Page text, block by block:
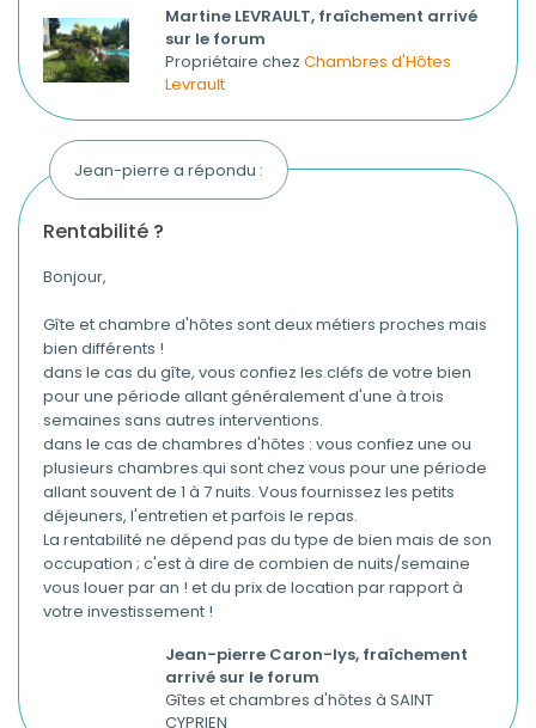
Martine LEVRAULT, fraîchement arrivé
sur le forum
Propriétaire chez Chambres d'Hôtes
Levrault
Jean-pierre a répondu :
rentabilité ?
Bonjour,
Gîte et chambre d'hôtes sont deux métiers proches mais
bien différents !
dans le cas du gîte, vous confiez les cléfs de votre bien
pour une période allant généralement d'une à trois
semaines sans autres interventions.
dans le cas de chambres d'hôtes : vous confiez une ou
plusieurs chambres qui sont chez vous pour une période
allant souvent de 1 à 7 nuits. Vous fournissez les petits
déjeuners, l'entretien et parfois le repas.
La rentabilité ne dépend pas du type de bien mais de son
occupation ; c'est à dire de combien de nuits/semaine
vous louer par an ! et du prix de location par rapport à
votre investissement !
Jean-pierre Caron-lys, fraîchement
arrivé sur le forum
Gîtes et chambres d'hôtes à SAINT
CYPRIEN